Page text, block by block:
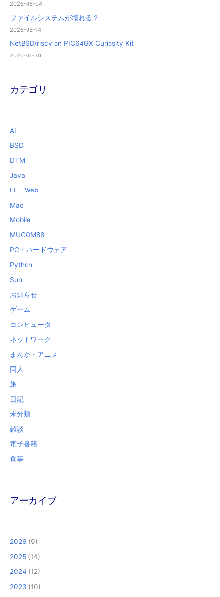
2026-06-04
ファイルシステムが壊れる？
2026-05-14
NetBSD/riscv on PIC64GX Curiosity Kit
2026-01-30
カテゴリ
AI
BSD
DTM
Java
LL・Web
Mac
Mobile
MUCOM88
PC・ハードウェア
Python
Sun
お知らせ
ゲーム
コンピュータ
ネットワーク
まんが・アニメ
同人
旅
日記
未分類
雑談
電子書籍
食事
アーカイブ
2026 (9)
2025 (14)
2024 (12)
2023 (10)